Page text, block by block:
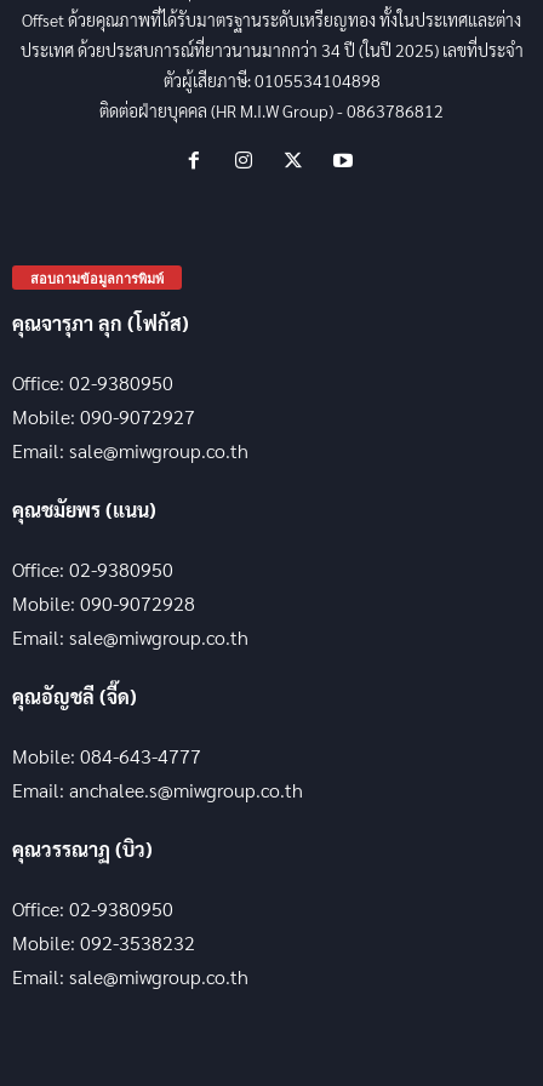
Offset ด้วยคุณภาพที่ได้รับมาตรฐานระดับเหรียญทอง ทั้งในประเทศและต่าง
ประเทศ ด้วยประสบการณ์ที่ยาวนานมากกว่า 34 ปี (ในปี 2025) เลขที่ประจำ
ตัวผู้เสียภาษี: 0105534104898
ติดต่อฝ่ายบุคคล (HR M.I.W Group) - 0863786812
สอบถามข้อมูลการพิมพ์
คุณจารุภา ลุก (โฟกัส)
Office: 02-9380950
Mobile: 090-9072927
Email: sale@miwgroup.co.th
คุณชมัยพร (แนน)
Office: 02-9380950
Mobile: 090-9072928
Email: sale@miwgroup.co.th
คุณอัญชลี (จี๊ด)
Mobile: 084-643-4777
Email: anchalee.s@miwgroup.co.th
คุณวรรณาฏ (บิว)
Office: 02-9380950
Mobile: 092-3538232
Email: sale@miwgroup.co.th